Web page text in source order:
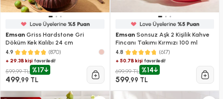
Emsan Griss Hardstone Gri
Döküm Kek Kalıbı 24 cm
4.9 (870)
+ 29.3B kişi favoriledi!
599,99 TL %17
499,99 TL
EmsanSonsuz Aşk 2 Kişilik Kahve
Fincanı Takımı Kırmızı 100 ml
4.8 (617)
+ 50.7B kişifavoriledi!
699,99 TL %14
599,99 TL